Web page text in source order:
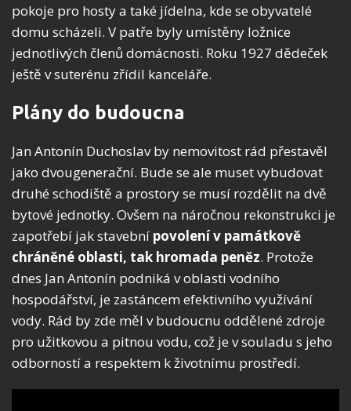
pokoje pro hosty a také jídelna, kde se obyvatelé
domu scházeli. V patře byly umístěny ložnice
jednotlivých členů domácnosti. Roku 1927 dědeček
ještě v suterénu zřídil kanceláře.
Plány do budoucna
Jan Antonín Duchoslav by nemovitost rád přestavěl
jako dvougenerační. Bude se ale muset vybudovat
druhé schodiště a prostory se musí rozdělit na dvě
bytové jednotky. Ovšem na náročnou rekonstrukci je
zapotřebí jak stavební povolení v památkově
chráněné oblasti, tak hromada peněz. Protože
dnes Jan Antonín podniká v oblasti vodního
hospodářství, je zastáncem efektivního využívání
vody. Rád by zde měl v budoucnu oddělené zdroje
pro užitkovou a pitnou vodu, což je v souladu s jeho
odborností a respektem k životnímu prostředí.